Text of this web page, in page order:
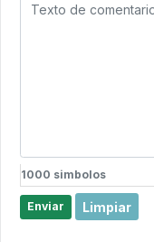
1000 simbolos
Enviar Limpiar